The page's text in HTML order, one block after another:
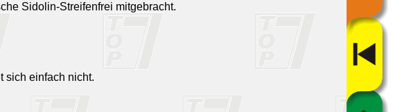
Sidolin-Streifenfrei mitgebracht.
sich einfach nicht.